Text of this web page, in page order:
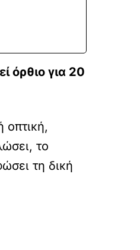
όρθιο για 20
το
τη δική